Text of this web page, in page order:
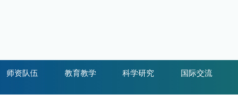
师资队伍 教育教学 科学研究 国际交流